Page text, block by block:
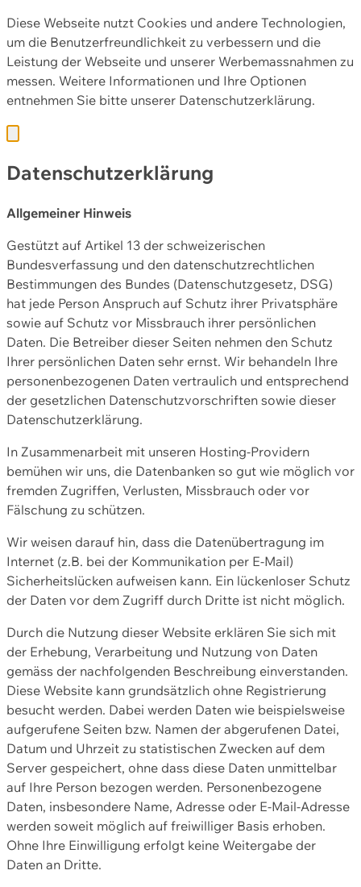
Diese Webseite nutzt Cookies und andere Technologien,
um die Benutzerfreundlichkeit zu verbessern und die
Leistung der Webseite und unserer Werbemassnahmen zu
messen. Weitere Informationen und Ihre Optionen
entnehmen Sie bitte unserer Datenschutzerklärung.
Datenschutzerklärung
Allgemeiner Hinweis
Gestützt auf Artikel 13 der schweizerischen
Bundesverfassung und den datenschutzrechtlichen
Bestimmungen des Bundes (Datenschutzgesetz, DSG)
hat jede Person Anspruch auf Schutz ihrer Privatsphäre
sowie auf Schutz vor Missbrauch ihrer persönlichen
Daten. Die Betreiber dieser Seiten nehmen den Schutz
Ihrer persönlichen Daten sehr ernst. Wir behandeln Ihre
personenbezogenen Daten vertraulich und entsprechend
der gesetzlichen Datenschutzvorschriften sowie dieser
Datenschutzerklärung.
In Zusammenarbeit mit unseren Hosting-Providern
bemühen wir uns, die Datenbanken so gut wie möglich vor
fremden Zugriffen, Verlusten, Missbrauch oder vor
Fälschung zu schützen.
Wir weisen darauf hin, dass die Datenübertragung im
Internet (z.B. bei der Kommunikation per E-Mail)
Sicherheitslücken aufweisen kann. Ein lückenloser Schutz
der Daten vor dem Zugriff durch Dritte ist nicht möglich.
Durch die Nutzung dieser Website erklären Sie sich mit
der Erhebung, Verarbeitung und Nutzung von Daten
gemäss der nachfolgenden Beschreibung einverstanden.
Diese Website kann grundsätzlich ohne Registrierung
besucht werden. Dabei werden Daten wie beispielsweise
aufgerufene Seiten bzw. Namen der abgerufenen Datei,
Datum und Uhrzeit zu statistischen Zwecken auf dem
Server gespeichert, ohne dass diese Daten unmittelbar
auf Ihre Person bezogen werden. Personenbezogene
Daten, insbesondere Name, Adresse oder E-Mail-Adresse
werden soweit möglich auf freiwilliger Basis erhoben.
Ohne Ihre Einwilligung erfolgt keine Weitergabe der
Daten an Dritte.